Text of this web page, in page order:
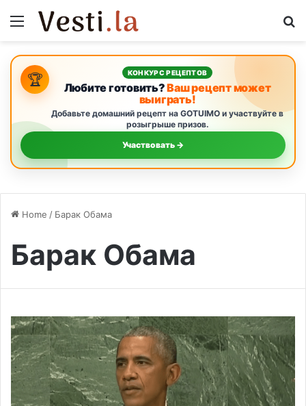
Menu
🏆 КОНКУРС РЕЦЕПТОВ
Любите готовить?Ваш рецепт может
выиграть!
Добавьте домашний рецепт на GOTUIMO и участвуйте в
розыгрыше призов.
Участвовать →
Home / Барак Обама
Барак Обама